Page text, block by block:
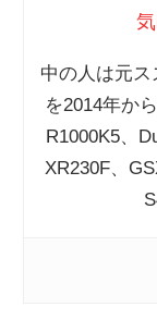
中の人は元
を2014年か
R1000K5、
XR230F、